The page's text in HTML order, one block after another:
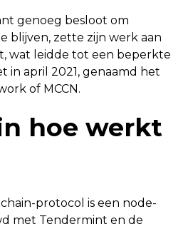
genoeg besloot om
blijven, zette zijn werk aan
wat leidde tot een beperkte
in april 2021, genaamd het
of MCCN.
hoe werkt
protocol is een node-
met Tendermint en de